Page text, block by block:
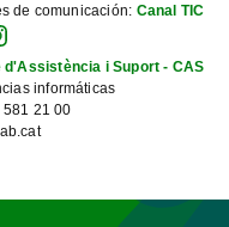
de comunicación: Canal TIC
d'Assistència i Suport - CAS
informáticas
581 21 00